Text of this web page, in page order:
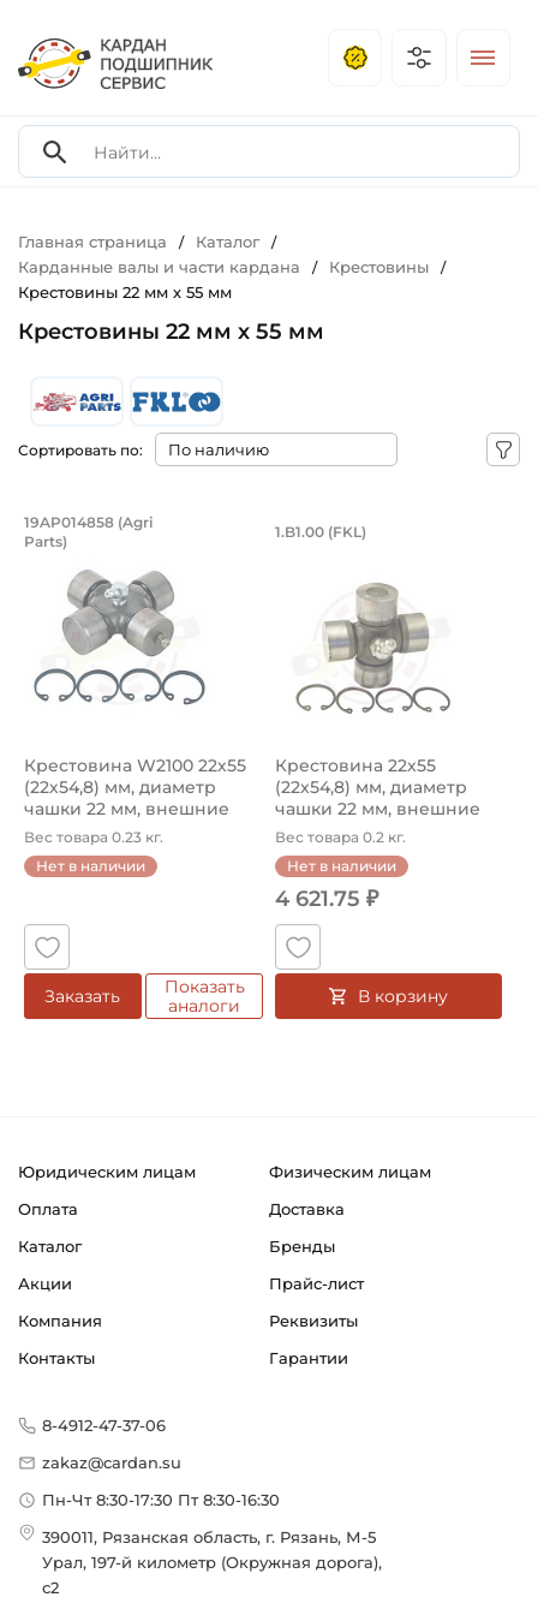
Главная страница / Каталог /
Карданные валы и части кардана / Крестовины /
Крестовины 22 мм х 55 мм
Крестовины 22 мм х 55 мм
Сортировать по:
Крестовина W2100 22х55 (22х54,8)
Крестовина 19AP014858 Agri Parts, диаметр чашки 22
19AP014858 (Agri
Parts)
Крестовина W2100 22х55
(22х54,8) мм, диаметр
чашки 22 мм, внешние
стопо...
Вес товара 0.23 кг.
Нет в наличии
Заказать
Показать
аналоги
Крестовина 22х55
1.B1.00 (FKL)
Крестовина 22х55
(22х54,8) мм, диаметр
чашки 22 мм, внешние
стопорные к...
Вес товара 0.2 кг.
Нет в наличии
4 621.75 ₽
В корзину
Юридическим лицам
Физическим лицам
Оплата
Доставка
Каталог
Бренды
Акции
Прайс-лист
Компания
Реквизиты
Контакты
Гарантии
8-4912-47-37-06
zakaz@cardan.su
Пн-Чт 8:30-17:30 Пт 8:30-16:30
390011, Рязанская область, г. Рязань, М-5
Урал, 197-й километр (Окружная дорога),
с2